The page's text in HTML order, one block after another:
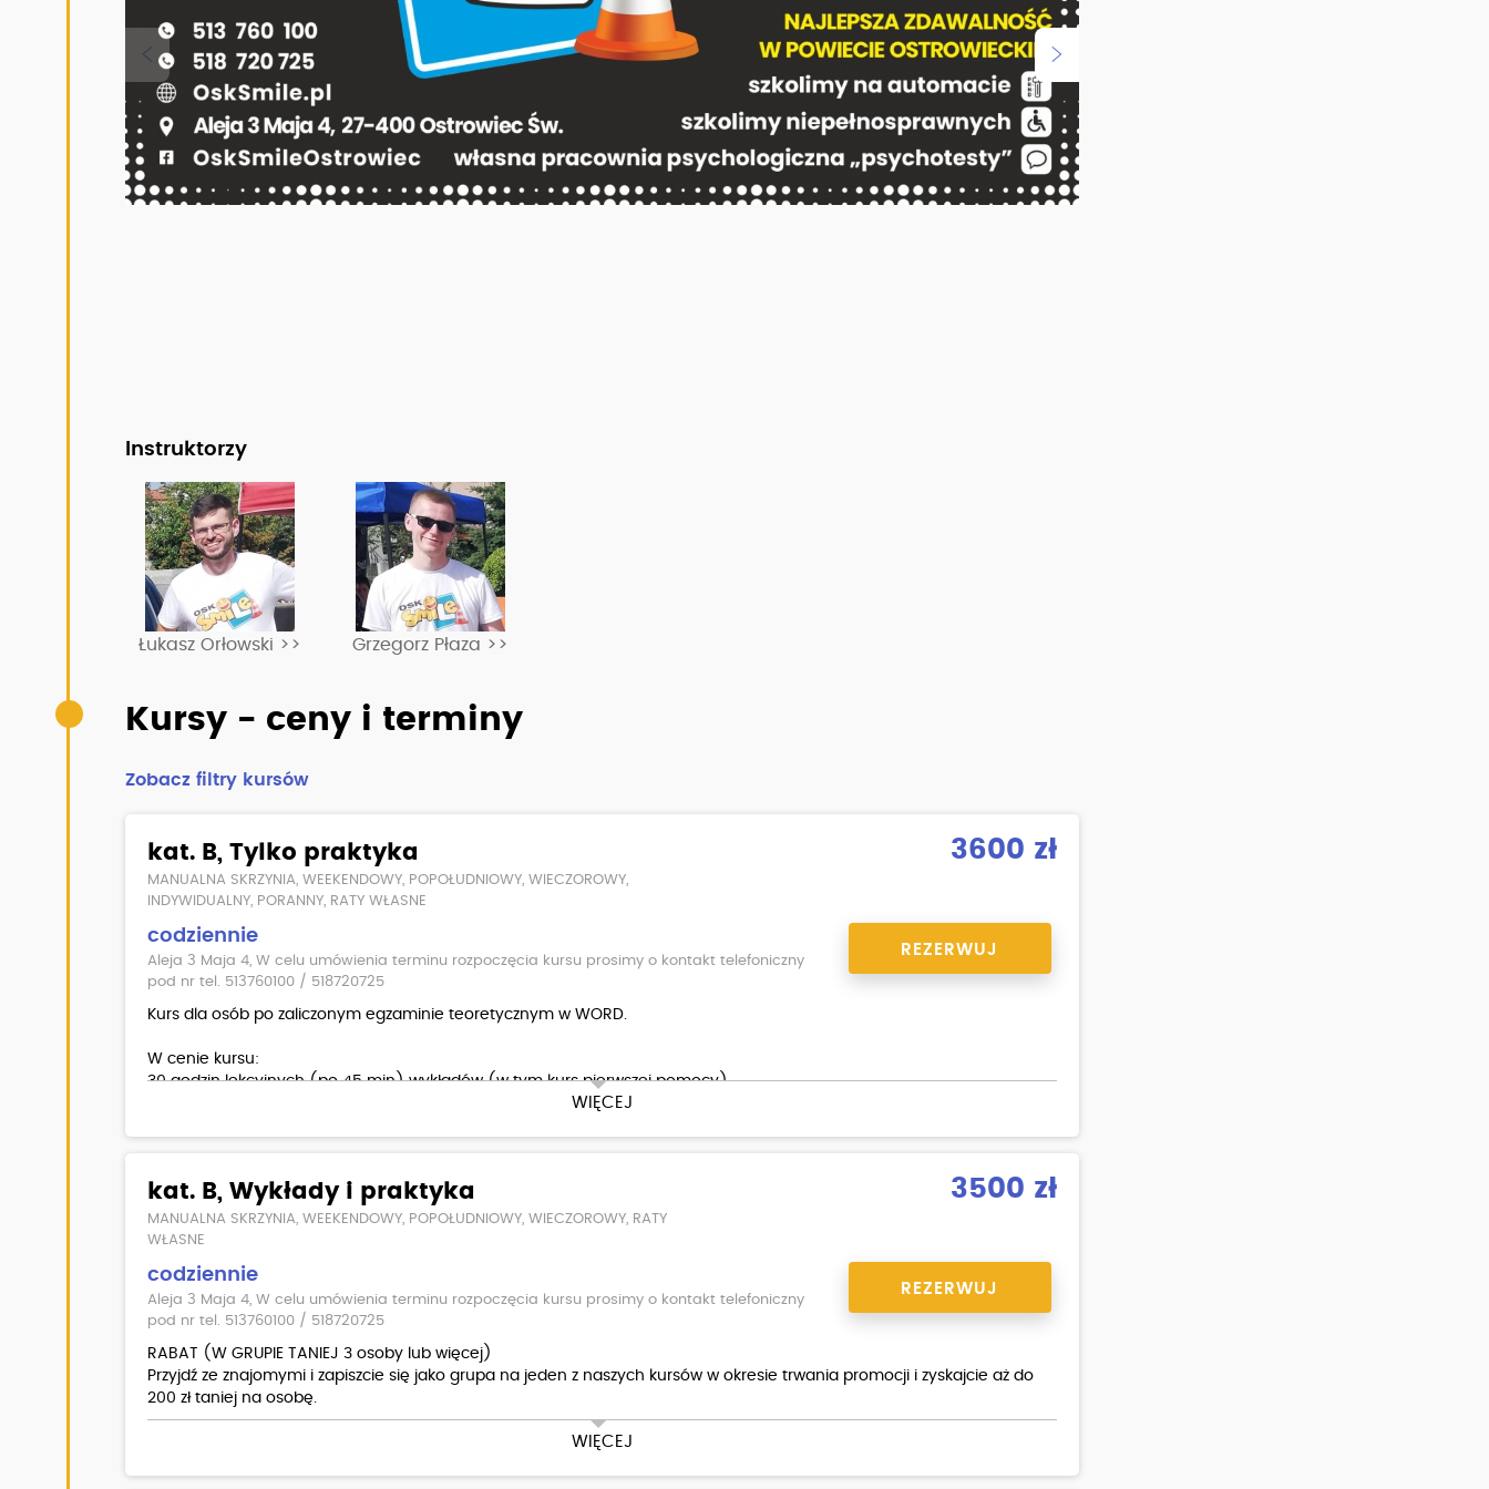
Instruktorzy
Łukasz Orłowski >> Grzegorz Płaza >>
Kursy - ceny i terminy
Zobacz filtry kursów
kat. B, Tylko praktyka
MANUALNA SKRZYNIA, WEEKENDOWY, POPOŁUDNIOWY, WIECZOROWY,
INDYWIDUALNY, PORANNY, RATY WŁASNE
3600 zł
codziennie
Aleja 3 Maja 4, W celu umówienia terminu rozpoczęcia kursu prosimy o kontakt telefoniczny
pod nr tel. 513760100 / 518720725
REZERWUJ
WIĘCEJ
Kurs dla osób po zaliczonym egzaminie teoretycznym w WORD.
W cenie kursu:
30 godzin lekcyjnych (po 45 min) wykładów (w tym kurs pierwszej pomocy)
Dodatkowo płatne:
badania lekarskie
kat. B, Wykłady i praktyka
MANUALNA SKRZYNIA, WEEKENDOWY, POPOŁUDNIOWY, WIECZOROWY, RATY
WŁASNE
3500 zł
codziennie
Aleja 3 Maja 4, W celu umówienia terminu rozpoczęcia kursu prosimy o kontakt telefoniczny
pod nr tel. 513760100 / 518720725
REZERWUJ
WIĘCEJ
RABAT (W GRUPIE TANIEJ 3 osoby lub więcej)
Przyjdź ze znajomymi i zapiszcie się jako grupa na jeden z naszych kursów w okresie trwania promocji i zyskajcie aż do
200 zł taniej na osobę.